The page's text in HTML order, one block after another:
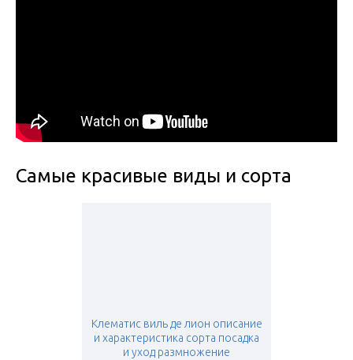
Самые красивые виды и сорта
Клематис виль де лион описание
и характеристика сорта посадка
и уход размножение